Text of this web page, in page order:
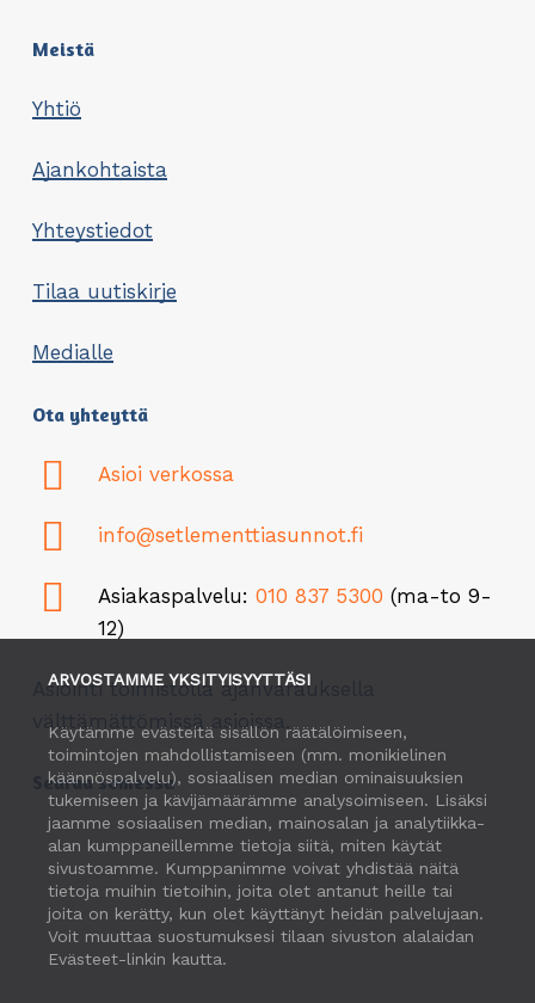
ARVOSTAMME YKSITYISYYTTÄSI
Käytämme evästeitä sisällön räätälöimiseen,
toimintojen mahdollistamiseen (mm. monikielinen
käännöspalvelu), sosiaalisen median ominaisuuksien
tukemiseen ja kävijämäärämme analysoimiseen. Lisäksi
jaamme sosiaalisen median, mainosalan ja analytiikka-
alan kumppaneillemme tietoja siitä, miten käytät
sivustoamme. Kumppanimme voivat yhdistää näitä
tietoja muihin tietoihin, joita olet antanut heille tai
joita on kerätty, kun olet käyttänyt heidän palvelujaan.
Voit muuttaa suostumuksesi tilaan sivuston alalaidan
Evästeet-linkin kautta.
Meistä
Yhtiö
Ajankohtaista
Yhteystiedot
Tilaa uutiskirje
Medialle
Ota yhteyttä
Asioi verkossa
info@setlementtiasunnot.fi
Asiakaspalvelu:010 837 5300 (ma-to 9-
12)
Asiointi toimistolla ajanvarauksella
välttämättömissä asioissa.
Seuraa somessa